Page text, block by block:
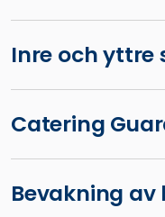
Inre och yttre
Catering
Bevakning